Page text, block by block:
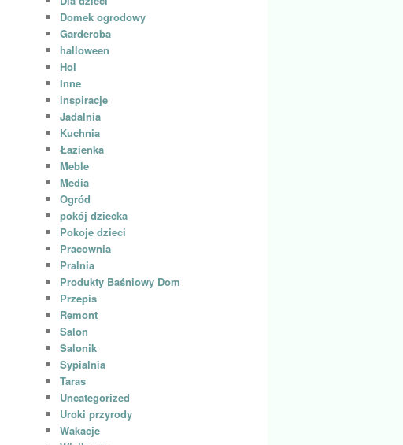
Domek ogrodowy
Garderoba
halloween
Hol
Inne
inspiracje
Jadalnia
Kuchnia
Łazienka
Meble
Media
Ogród
pokój dziecka
Pokoje dzieci
Pracownia
Pralnia
Produkty Baśniowy Dom
Przepis
Remont
Salon
Salonik
Sypialnia
Taras
Uncategorized
Uroki przyrody
Wakacje